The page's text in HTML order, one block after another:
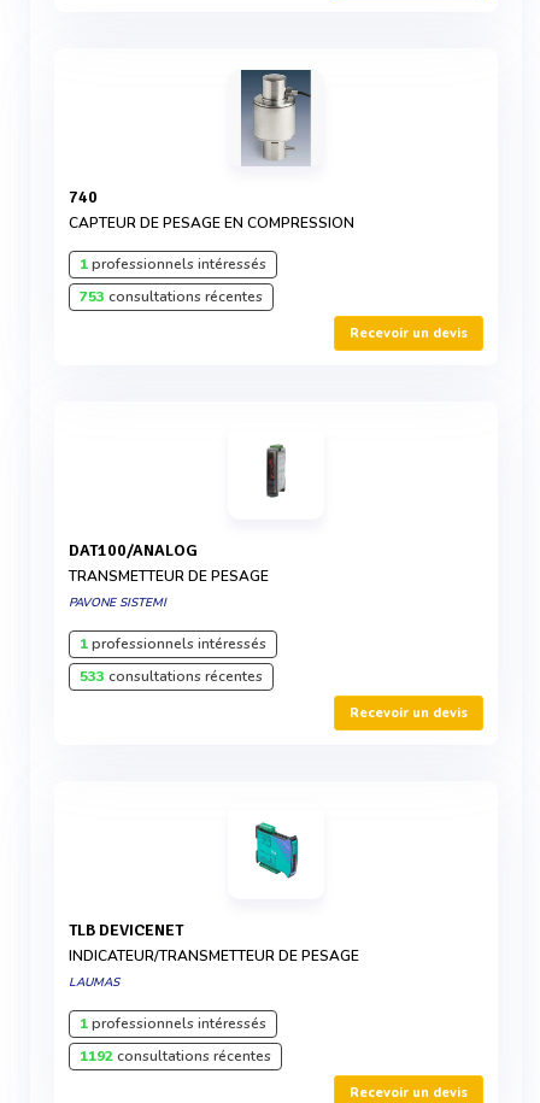
740
CAPTEUR DE PESAGE EN COMPRESSION
1professionnels intéressés
753 consultations récentes
Recevoir un devis
DAT100/ANALOG
TRANSMETTEUR DE PESAGE
PAVONE SISTEMI
1professionnels intéressés
533 consultations récentes
Recevoir un devis
TLB DEVICENET
INDICATEUR/TRANSMETTEUR DE PESAGE
LAUMAS
1professionnels intéressés
1192consultations récentes
Recevoir un devis